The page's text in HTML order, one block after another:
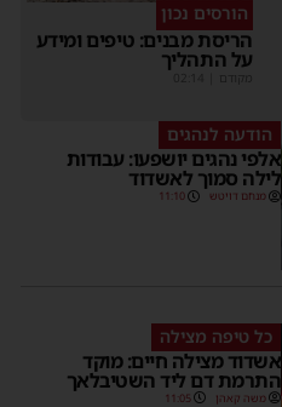
הורסים נכון
הריסת מבנים: טיפים ומידע
על התהליך
מקודם
הודעה לנהגים
אלפי נהגים יושפעו: עבודות
לילה סמוך לאשדוד
מנחם דויטש 11:10
כל טיפה מצילה
אשדוד מצילה חיים: מוקד
התרמת דם ליד השטיבלאך
משה קאהן 11:05